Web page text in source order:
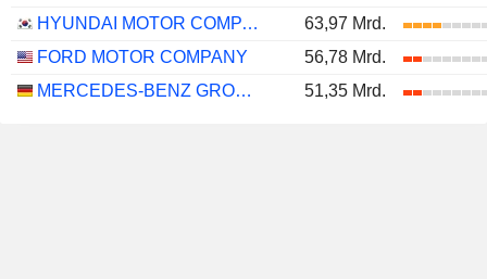
HYUNDAI MOTOR COMPANY
63,97 Mrd.
FORD MOTOR COMPANY
56,78 Mrd.
MERCEDES-BENZ GROUP AG
51,35 Mrd.